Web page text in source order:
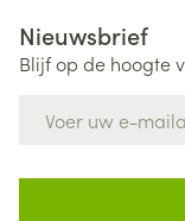
Nieuwsbrief
Blijf op de hoogte